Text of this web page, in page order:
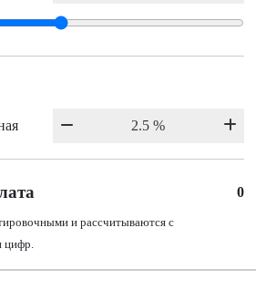
0
и рассчитываются с
цифр.